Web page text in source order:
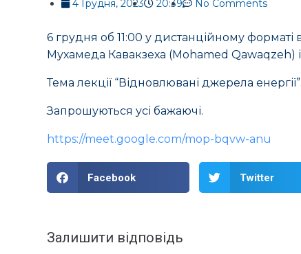
4 Грудня, 2023 20:39 No Comments
6 грудня об 11:00 у дистанційному форматі
Мухамеда Кавакзеха (Mohamed Qawaqzeh)
Тема лекції “Відновлювані джерела енергії”.
Запрошуються усі бажаючі.
https://meet.google.com/mop-bqvw-anu
Facebook Twitter
Залишити відповідь